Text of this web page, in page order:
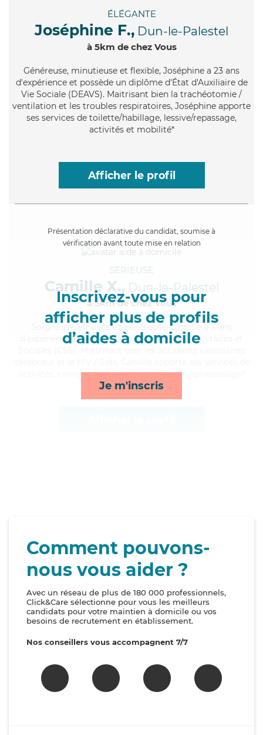
ÉLÉGANTE
Joséphine F., Dun-le-Palestel
à 5km de chez Vous
Généreuse, minutieuse et flexible, Joséphine a 23 ans
d'expérience et possède un diplôme d'État d'Auxiliaire de
Vie Sociale (DEAVS). Maitrisant bien la trachéotomie /
ventilation et les troubles respiratoires, Joséphine apporte
ses services de toilette/habillage, lessive/repassage,
activités et mobilité*
Afficher le profil
Présentation déclarative du candidat, soumise à
vérification avant toute mise en relation
Inscrivez-vous pour
afficher plus de profils
d’aides à domicile
Je m'inscris
SÉRIEUSE
Camille X., Dun-le-Palestel
à 5km de chez Vous
, efficace et généreuse, Camille a 7 ans
d'expérience et possède un BEP Carrières Sanitaires et
activités, compagnie/loisirs, repas et lessive/repassage*
Comment pouvons-
nous vous aider ?
Avec un réseau de plus de 180 000 professionnels,
Click&Care sélectionne pour vous les meilleurs
candidats pour votre maintien à domicile ou vos
besoins de recrutement en établissement.
Nos conseillers vous accompagnent 7/7